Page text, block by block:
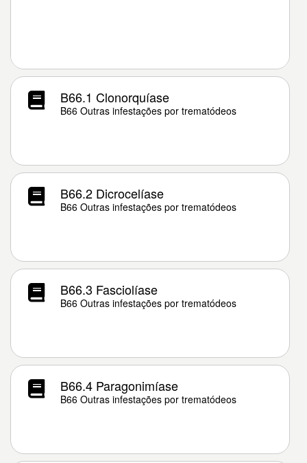
B66.1 Clonorquíase
B66 Outras infestações por trematódeos
B66.2 Dicrocelíase
B66 Outras infestações por trematódeos
B66.3 Fasciolíase
B66 Outras infestações por trematódeos
B66.4 Paragonimíase
B66 Outras infestações por trematódeos